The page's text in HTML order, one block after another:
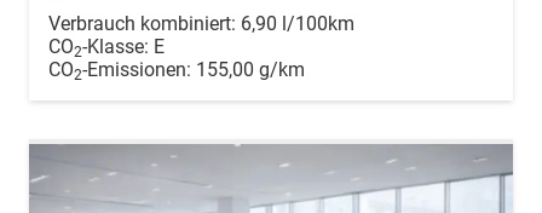
Verbrauch kombiniert: 6,90 l/100km
CO2-Klasse: E
CO2-Emissionen: 155,00 g/km